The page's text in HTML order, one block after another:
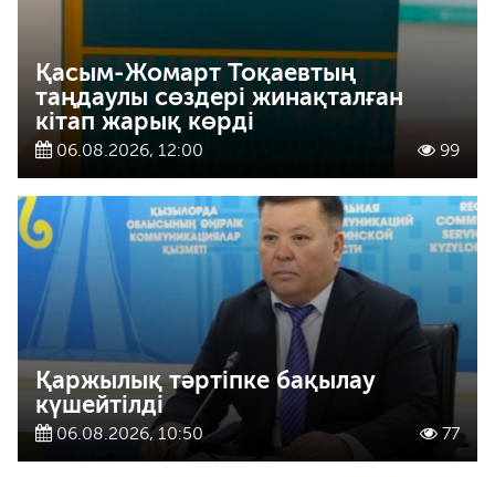
Қасым-Жомарт Тоқаевтың
таңдаулы сөздері жинақталған
кітап жарық көрді
06.08.2026, 12:00 99
Қаржылық тәртіпке бақылау
күшейтілді
06.08.2026, 10:50 77